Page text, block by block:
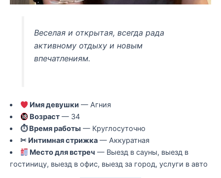
Веселая и открытая, всегда рада
активному отдыху и новым
впечатлениям.
Имя девушки — Агния
Возраст — 34
⏱ Время работы — Круглосуточно
✂ Интимная стрижка— Аккуратная
Место для встреч — Выезд в сауны, выезд в
гостиницу, выезд в офис, выезд за город, услуги в авто